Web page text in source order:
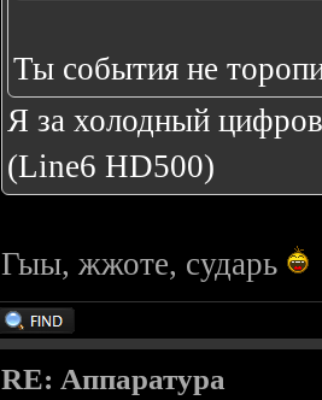
Ты события не
Я за холодный
(Line6 HD500)
Гыы, жжоте, сударь
RE: Аппаратура